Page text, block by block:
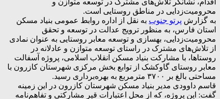
محرومیت‌زدایی در مناطق روستایی است.
به گزارش پرتو جنوب به نقل از اداره روابط عمومی بنیاد مسکن
استان فارس، به منظور ترویج عدالت در توسعه و تحقق
محرومیت‌زدایی، بهسازی و توسعه معابر روستایی به عنوان نمادی
از تلاش‌های مشترک در راستای توسعه متوازن و عادلانه در
روستاها، با مشارکت بنیاد مسکن انقلاب اسلامی، پروژه آسفالت
معابر روستای گاوکشک از توابع بخش مرکزی شهرستان کازرون با
مساحتی بالغ بر ۳۷۰۰ مترمربع به بهره‌برداری رسید.
قاسم داوودی مدیر بنیاد مسکن شهرستان کازرون در این زمینه
گفت: این پروژه، که از محل اعتبارات قیر مشارکتی و تفاهم‌نامه